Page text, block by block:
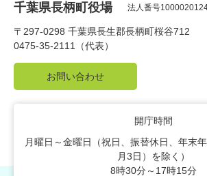
千葉県長柄町役場 法人番号
〒297-0298 千葉県長生郡長柄町桜谷712
0475-35-2111（代表）
お問い合わせ
開庁時間
月曜日～金曜日（祝日、振替休日、年末
月3日）を除く）
8時30分～17時15分